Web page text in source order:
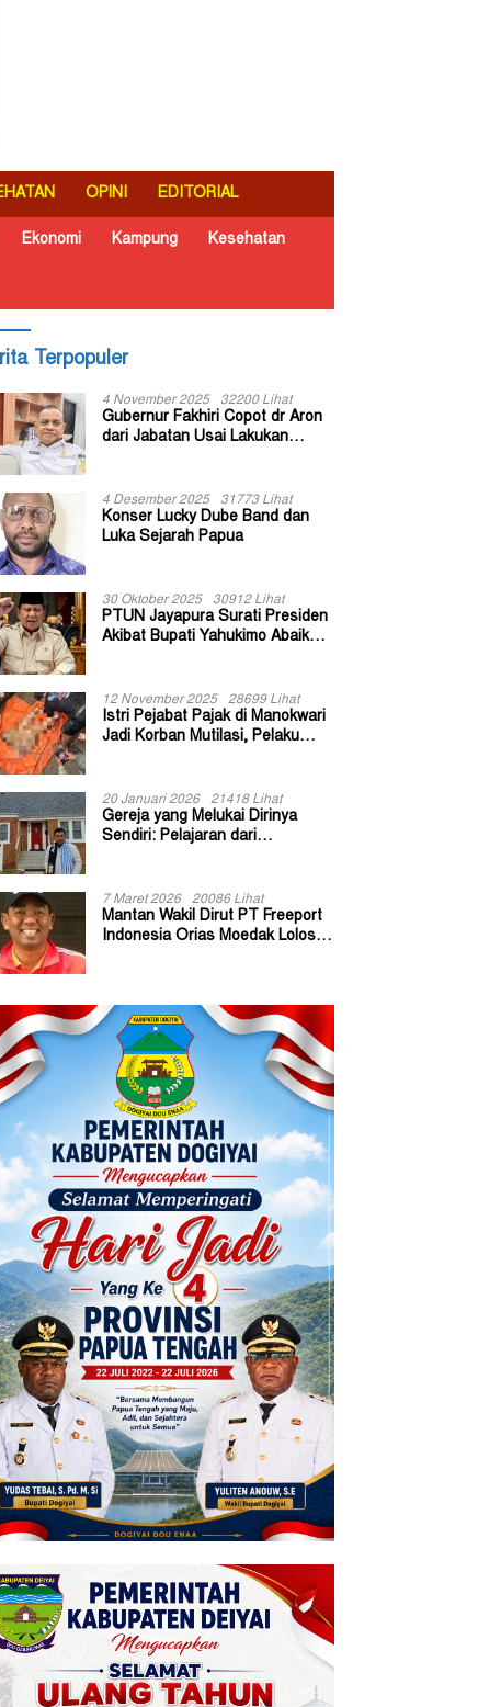
OPINI EDITORIAL
Ekonomi Kampung Kesehatan
Terpopuler
4 November 2025 32200 Lihat
Gubernur Fakhiri Copot dr Aron
dari Jabatan Usai Lakukan
4 Desember 2025 31773 Lihat
Konser Lucky Dube Band dan
Luka Sejarah Papua
30 Oktober 2025 30912 Lihat
PTUN Jayapura Surati Presiden
Akibat Bupati Yahukimo Abaikan
12 November 2025 28699 Lihat
Istri Pejabat Pajak di Manokwari
Jadi Korban Mutilasi, Pelaku
20 Januari 2026 21418 Lihat
Gereja yang Melukai Dirinya
Sendiri: Pelajaran dari
7 Maret 2026 20086 Lihat
Mantan Wakil Dirut PT Freeport
Indonesia Orias Moedak Lolos